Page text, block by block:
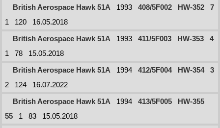
British Aerospace Hawk 51A
1993 408/5F002 HW-352
7
1
120
16.05.2018
British Aerospace Hawk 51A
1993 411/5F003 HW-353
4
1
78
15.05.2018
British Aerospace Hawk 51A
1994 412/5F004 HW-354
3
2
124
16.07.2022
British Aerospace Hawk 51A
1994 413/5F005
HW-355
55
1 83
15.05.2018